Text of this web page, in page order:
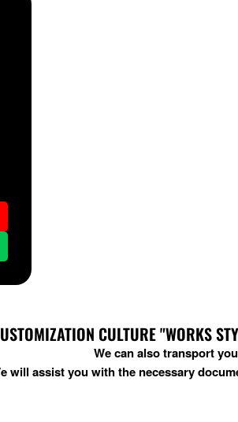
CULTURE "WORKS
We can also transport
will assist you with the necessary